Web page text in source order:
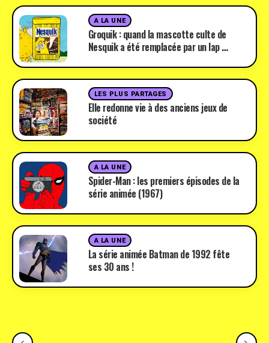
A LA UNE
Groquik : quand la mascotte culte de
Nesquik a été remplacée par un lap …
LES PLUS PARTAGES
Elle redonne vie à des anciens jeux de
société
A LA UNE
Spider-Man : les premiers épisodes de la
série animée (1967)
A LA UNE
La série animée Batman de 1992 fête
ses 30 ans !